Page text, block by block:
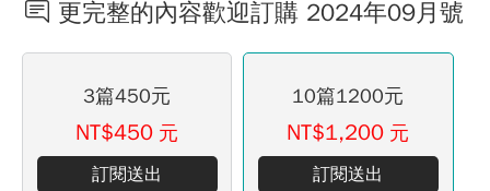
更完整的內容歡迎訂購 2024年09月號
3篇450元
NT$450 元
訂閱送出
10篇1200元
NT$1,200 元
訂閱送出